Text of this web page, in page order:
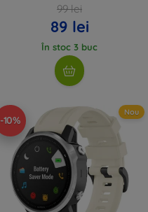
99 lei
89 lei
În stoc 3 buc
-10%
Nou